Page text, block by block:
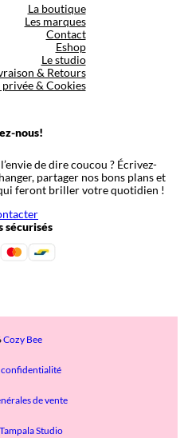
La boutique
Les marques
Contact
Eshop
Le studio
& Retours
& Cookies
nous!
de dire coucou ? Écrivez-
partager nos bons plans et
feront briller votre quotidien !
sécurisés
Cozy Bee
confidentialité
de vente
Studio